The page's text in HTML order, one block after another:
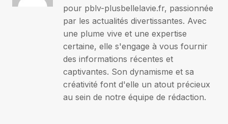
pour pblv-plusbellelavie.fr, passionnée
par les actualités divertissantes. Avec
une plume vive et une expertise
certaine, elle s'engage à vous fournir
des informations récentes et
captivantes. Son dynamisme et sa
créativité font d'elle un atout précieux
au sein de notre équipe de rédaction.